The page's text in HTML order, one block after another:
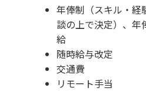
年俸制（スキル・経
談の上で決定）、年
給
随時給与改定
交通費
リモート手当